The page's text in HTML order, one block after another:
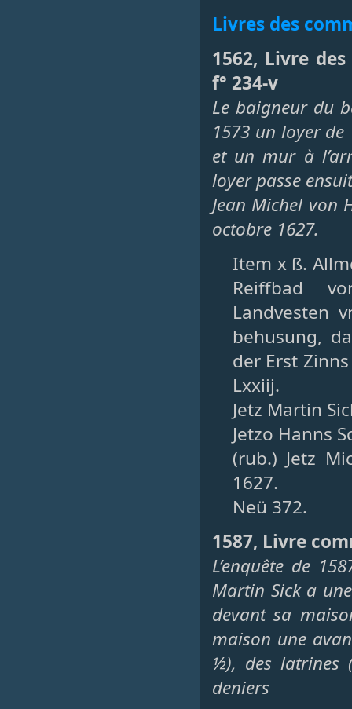
Livres des
1562, Livre
f° 234-v
Le baigneur du
1573 un loyer
et un mur à
loyer passe
Jean Michel von
octobre 1627.
Item x ß.
Reiffbad
Landvesten
behusung,
der Erst
Lxxiij.
Jetz Martin
Jetzo Hanns
(rub.) Jetz
1627.
Neü 372.
1587, Livre
L’enquête de
Martin Sick a
devant sa
maison une
½), des latrines
deniers